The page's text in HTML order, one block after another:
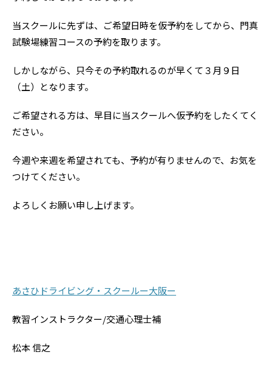
当スクールに先ずは、ご希望日時を仮予約をしてから、門真
試験場練習コースの予約を取ります。
しかしながら、只今その予約取れるのが早くて３月９日
（土）となります。
ご希望される方は、早目に当スクールへ仮予約をしたくてく
ださい。
今週や来週を希望されても、予約が有りませんので、お気を
つけてください。
よろしくお願い申し上げます。
あさひドライビング・スクールー大阪ー
教習インストラクター/交通心理士補
松本 信之